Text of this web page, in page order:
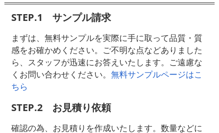
STEP.1 サンプル請求
まずは、無料サンプルを実際に手に取って品質・質
感をお確かめください。ご不明な点などありました
ら、スタッフが迅速にお答えいたします。ご遠慮な
くお問い合わせください。無料サンプルページはこ
ちら
STEP.2 お見積り依頼
確認の為、お見積りを作成いたします。数量などに